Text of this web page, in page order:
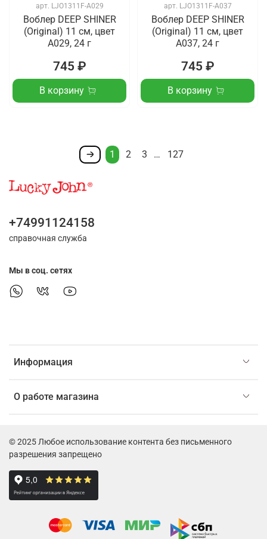
арт. LJO1311F-A029
Воблер DEEP SHINER
(Original) 11 см, цвет
A029, 24 г
745 ₽
В корзину
арт. LJO1311F-A037
Воблер DEEP SHINER
(Original) 11 см, цвет
A037, 24 г
745 ₽
В корзину
1 2 3 … 127
Информация
О работе магазина
+74991124158
справочная служба
Мы в соц. сетях
© 2025 Любое использование контента без письменного
разрешения запрещено